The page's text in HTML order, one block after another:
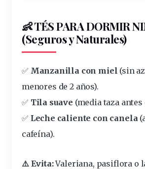
👶 TÉS PARA DORMIR
(Seguros y Naturales)
✅ Manzanilla con miel (sin
menores de 2 años).
✅ Tila suave (media taza
✅ Leche caliente con canela
cafeína).
⚠️ Evita:Valeriana, pasiflora o